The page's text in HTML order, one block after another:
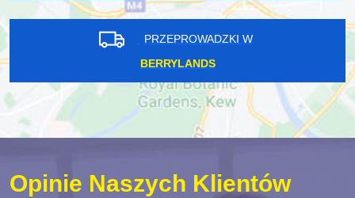
PRZEPROWADZKI W
BERRYLANDS
Opinie Naszych Klientów